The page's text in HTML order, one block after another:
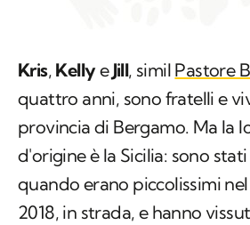
Kris, KellyeJill, simil Pastore
quattro anni, sono fratelli e
provincia di Bergamo. Ma la
d'origine è la Sicilia: sono stati
quando erano piccolissimi
2018, in strada, e hanno